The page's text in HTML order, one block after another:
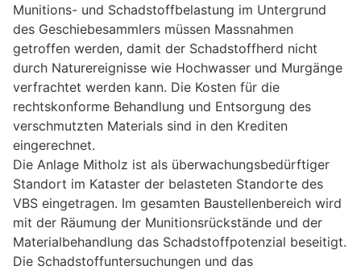
Munitions- und Schadstoffbelastung im Untergrund
des Geschiebesammlers müssen Massnahmen
getroffen werden, damit der Schadstoffherd nicht
durch Naturereignisse wie Hochwasser und Murgänge
verfrachtet werden kann. Die Kosten für die
rechtskonforme Behandlung und Entsorgung des
verschmutzten Materials sind in den Krediten
eingerechnet.
Die Anlage Mitholz ist als überwachungsbedürftiger
Standort im Kataster der belasteten Standorte des
VBS eingetragen. Im gesamten Baustellenbereich wird
mit der Räumung der Munitionsrückstände und der
Materialbehandlung das Schadstoffpotenzial beseitigt.
Die Schadstoffuntersuchungen und das